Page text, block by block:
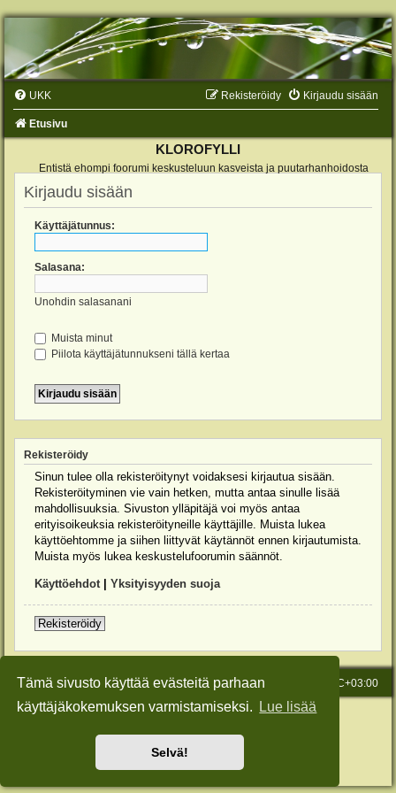
Tämä sivusto käyttää evästeitä parhaan
käyttäjäkokemuksen varmistamiseksi.
Lue lisää
Selvä!
UKK Kirjaudu sisään
Rekisteröidy
Etusivu
KLOROFYLLI
Entistä ehompi foorumi keskusteluun kasveista ja puutarhanhoidosta
Kirjaudu sisään
Käyttäjätunnus:
Salasana:
Unohdin salasanani
Muista minut
Piilota käyttäjätunnukseni tällä kertaa
Rekisteröidy
Sinun tulee olla rekisteröitynyt voidaksesi kirjautua sisään.
Rekisteröityminen vie vain hetken, mutta antaa sinulle lisää
mahdollisuuksia. Sivuston ylläpitäjä voi myös antaa
erityisoikeuksia rekisteröityneille käyttäjille. Muista lukea
käyttöehtomme ja siihen liittyvät käytännöt ennen kirjautumista.
Muista myös lukea keskustelufoorumin säännöt.
Käyttöehdot| Yksityisyyden suoja
Rekisteröidy
Etusivu Kaikki ajat ovat UTC+03:00
Viesti Ylläpidolle
Keskustelufoorumin ohjelmistophpBB® Forum Software © phpBB Limited